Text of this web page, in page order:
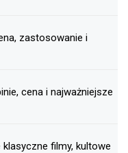
zastosowanie i
cena i najważniejsze
filmy, kultowe